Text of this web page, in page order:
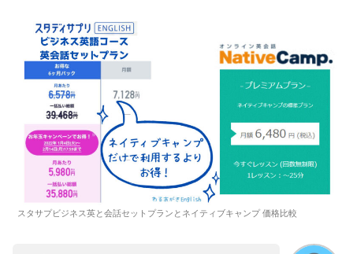
スタサプビジネス英と会話セットプランとネイティブキャンプ 価格比較